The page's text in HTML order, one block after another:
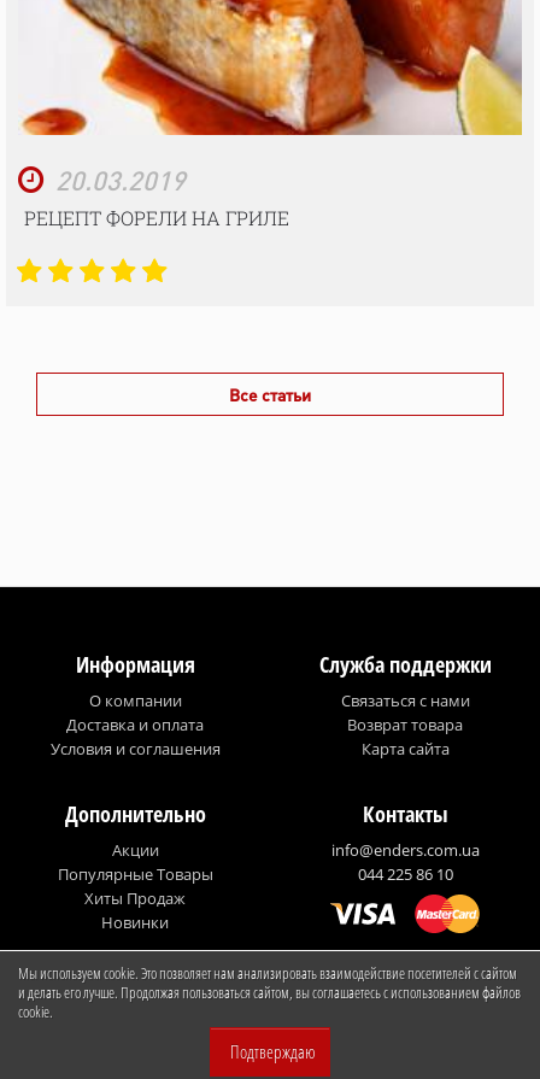
20.03.2019
РЕЦЕПТ ФОРЕЛИ НА ГРИЛЕ
Все статьи
Информация
О компании
Доставка и оплата
Условия и соглашения
Служба поддержки
Связаться с нами
Возврат товара
Карта сайта
Дополнительно
Акции
Популярные Товары
Хиты Продаж
Новинки
Контакты
info@enders.com.ua
044 225 86 10
© Enders Ukraine
Мы используем cookie. Это позволяет нам анализировать взаимодействие посетителей с сайтом
и делать его лучше. Продолжая пользоваться сайтом, вы соглашаетесь с использованием файлов
cookie.
Подтверждаю